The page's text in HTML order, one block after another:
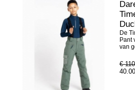
De
Pant
van
€
40.00